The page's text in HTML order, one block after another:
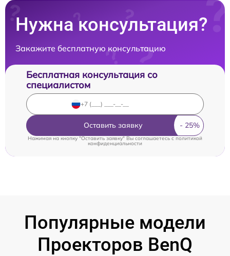
Нужна консультация?
Закажите бесплатную консультацию
Бесплатная консультация со
специалистом
Оставить заявку
Нажимая на кнопку "Оставить заявку" Вы соглашаетесь cполитикой
конфиденциальности
Популярные модели
Проекторов BenQ